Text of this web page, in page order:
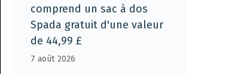
comprend un sac à dos
Spada gratuit d'une valeur
de 44,99 £
7 août 2026